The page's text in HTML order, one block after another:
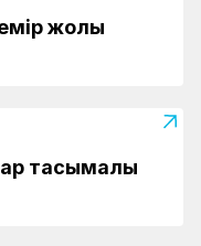
жолы
тасымалы